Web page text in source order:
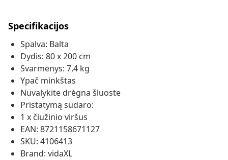
Specifikacijos
Spalva: Balta
Dydis: 80 x 200 cm
Svarmenys: 7,4 kg
Ypač minkštas
Nuvalykite drėgna šluoste
Pristatymą sudaro:
1 x čiužinio viršus
EAN: 8721158671127
SKU: 4106413
Brand: vidaXL